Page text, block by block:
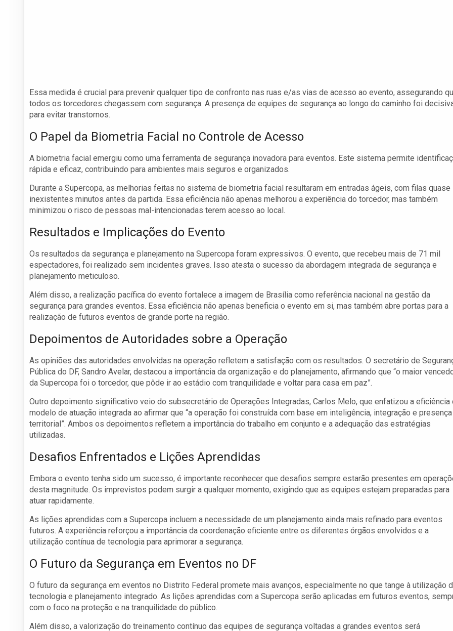
Essa medida é crucial para prevenir qualquer tipo de confronto nas ruas e/as vias de acesso ao evento, assegurando
todos os torcedores chegassem com segurança. A presença de equipes de segurança ao longo do caminho foi
para evitar transtornos.
O Papel da Biometria Facial no Controle de Acesso
A biometria facial emergiu como uma ferramenta de segurança inovadora para eventos. Este sistema permite
rápida e eficaz, contribuindo para ambientes mais seguros e organizados.
Durante a Supercopa, as melhorias feitas no sistema de biometria facial resultaram em entradas ágeis, com filas quase
inexistentes minutos antes da partida. Essa eficiência não apenas melhorou a experiência do torcedor, mas também
minimizou o risco de pessoas mal-intencionadas terem acesso ao local.
Resultados e Implicações do Evento
Os resultados da segurança e planejamento na Supercopa foram expressivos. O evento, que recebeu mais de 71 mil
espectadores, foi realizado sem incidentes graves. Isso atesta o sucesso da abordagem integrada de segurança e
planejamento meticuloso.
Além disso, a realização pacífica do evento fortalece a imagem de Brasília como referência nacional na gestão da
segurança para grandes eventos. Essa eficiência não apenas beneficia o evento em si, mas também abre portas para a
realização de futuros eventos de grande porte na região.
Depoimentos de Autoridades sobre a Operação
As opiniões das autoridades envolvidas na operação refletem a satisfação com os resultados. O secretário de
Pública do DF, Sandro Avelar, destacou a importância da organização e do planejamento, afirmando que “o maior
da Supercopa foi o torcedor, que pôde ir ao estádio com tranquilidade e voltar para casa em paz”.
Outro depoimento significativo veio do subsecretário de Operações Integradas, Carlos Melo, que enfatizou a eficiência
modelo de atuação integrada ao afirmar que “a operação foi construída com base em inteligência, integração e presença
territorial”. Ambos os depoimentos refletem a importância do trabalho em conjunto e a adequação das estratégias
utilizadas.
Desafios Enfrentados e Lições Aprendidas
Embora o evento tenha sido um sucesso, é importante reconhecer que desafios sempre estarão presentes em
desta magnitude. Os imprevistos podem surgir a qualquer momento, exigindo que as equipes estejam preparadas para
atuar rapidamente.
As lições aprendidas com a Supercopa incluem a necessidade de um planejamento ainda mais refinado para eventos
futuros. A experiência reforçou a importância da coordenação eficiente entre os diferentes órgãos envolvidos e a
utilização contínua de tecnologia para aprimorar a segurança.
O Futuro da Segurança em Eventos no DF
O futuro da segurança em eventos no Distrito Federal promete mais avanços, especialmente no que tange à utilização
tecnologia e planejamento integrado. As lições aprendidas com a Supercopa serão aplicadas em futuros eventos,
com o foco na proteção e na tranquilidade do público.
Além disso, a valorização do treinamento contínuo das equipes de segurança voltadas a grandes eventos será